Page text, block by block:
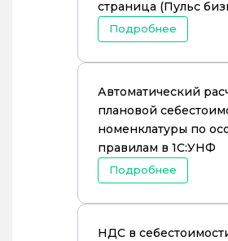
страница (Пульс
Подробнее
Автоматический
плановой
номенклатуры по
правилам в 1С:УНФ
Подробнее
НДС в